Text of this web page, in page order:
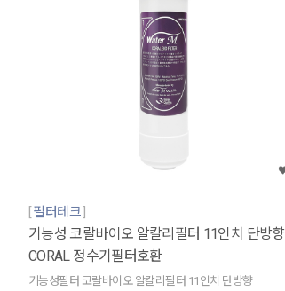
필터테크
기능성 코랄바이오 알칼리필터 11인치 단방향
CORAL 정수기필터호환
기능성필터 코랄바이오 알칼리필터 11인치 단방향